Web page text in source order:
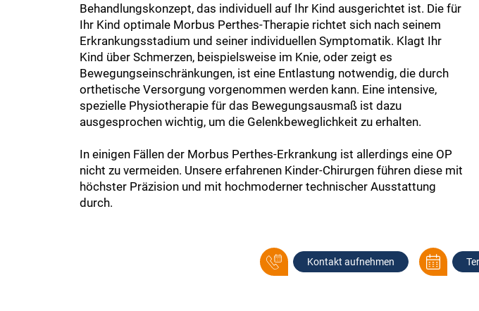
Behandlungskonzept, das individuell auf Ihr Kind ausgerichtet ist. Die für
Ihr Kind optimale Morbus Perthes-Therapie richtet sich nach seinem
Erkrankungsstadium und seiner individuellen Symptomatik. Klagt Ihr
Kind über Schmerzen, beispielsweise im Knie, oder zeigt es
Bewegungseinschränkungen, ist eine Entlastung notwendig, die durch
orthetische Versorgung vorgenommen werden kann. Eine intensive,
spezielle Physiotherapie für das Bewegungsausmaß ist dazu
ausgesprochen wichtig, um die Gelenkbeweglichkeit zu erhalten.
In einigen Fällen der Morbus Perthes-Erkrankung ist allerdings eine OP
nicht zu vermeiden. Unsere erfahrenen Kinder-Chirurgen führen diese mit
höchster Präzision und mit hochmoderner technischer Ausstattung
durch.
Kontakt aufnehmen